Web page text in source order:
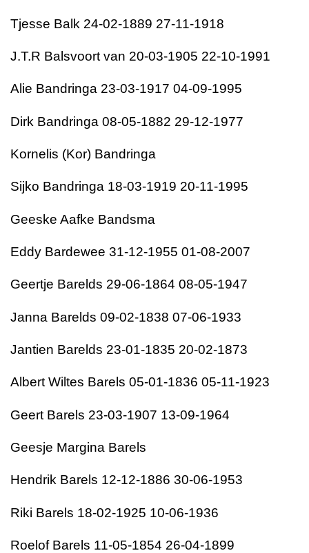
Tjesse Balk 24-02-1889 27-11-1918
J.T.R Balsvoort van 20-03-1905 22-10-1991
Alie Bandringa 23-03-1917 04-09-1995
Dirk Bandringa 08-05-1882 29-12-1977
Kornelis (Kor) Bandringa
Sijko Bandringa 18-03-1919 20-11-1995
Geeske Aafke Bandsma
Eddy Bardewee 31-12-1955 01-08-2007
Geertje Barelds 29-06-1864 08-05-1947
Janna Barelds 09-02-1838 07-06-1933
Jantien Barelds 23-01-1835 20-02-1873
Albert Wiltes Barels 05-01-1836 05-11-1923
Geert Barels 23-03-1907 13-09-1964
Geesje Margina Barels
Hendrik Barels 12-12-1886 30-06-1953
Riki Barels 18-02-1925 10-06-1936
Roelof Barels 11-05-1854 26-04-1899